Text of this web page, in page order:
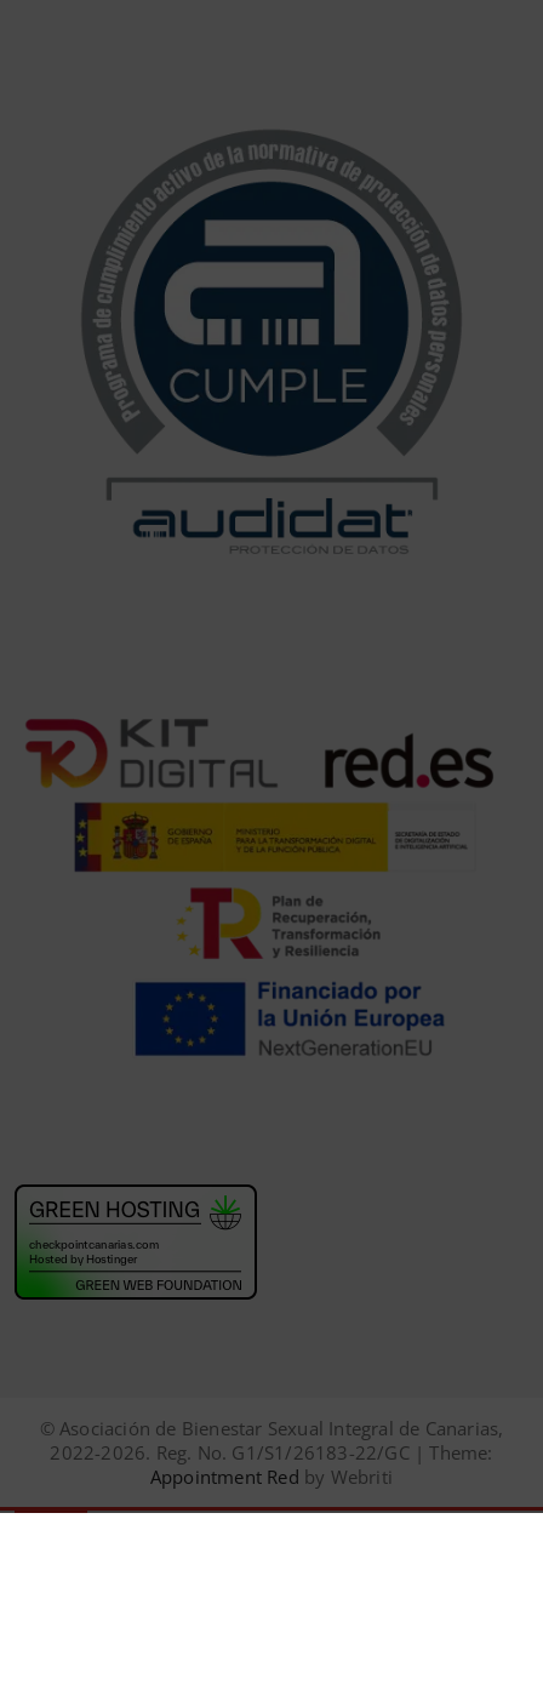
© Asociación de Bienestar Sexual Integral de Canarias,
2022-2026. Reg. No. G1/S1/26183-22/GC | Theme:
Appointment Red by Webriti